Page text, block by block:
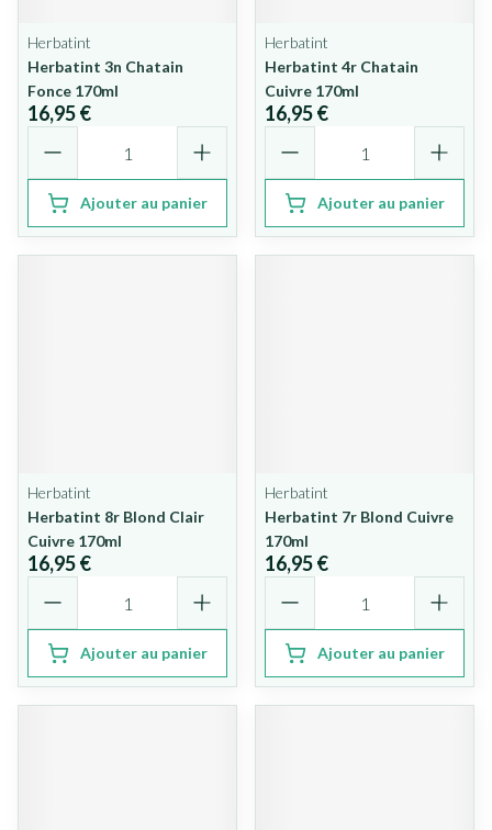
Herbatint
Herbatint 3n Chatain
Fonce 170ml
16,95 €
Ajouter au panier
Herbatint
Herbatint 4r Chatain
Cuivre 170ml
16,95 €
Ajouter au panier
Herbatint
Herbatint 8r Blond Clair
Cuivre 170ml
16,95 €
Ajouter au panier
Herbatint
Herbatint 7r Blond Cuivre
170ml
16,95 €
Ajouter au panier